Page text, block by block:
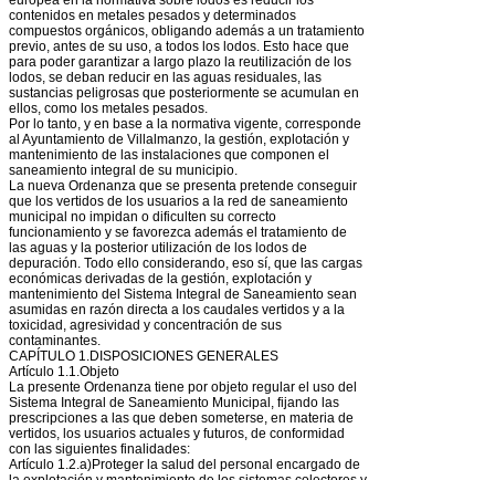
contenidos en metales pesados y determinados
compuestos orgánicos, obligando además a un tratamiento
previo, antes de su uso, a todos los lodos. Esto hace que
para poder garantizar a largo plazo la reutilización de los
lodos, se deban reducir en las aguas residuales, las
sustancias peligrosas que posteriormente se acumulan en
ellos, como los metales pesados.
Por lo tanto, y en base a la normativa vigente, corresponde
al Ayuntamiento de Villalmanzo, la gestión, explotación y
mantenimiento de las instalaciones que componen el
saneamiento integral de su municipio.
La nueva Ordenanza que se presenta pretende conseguir
que los vertidos de los usuarios a la red de saneamiento
municipal no impidan o dificulten su correcto
funcionamiento y se favorezca además el tratamiento de
las aguas y la posterior utilización de los lodos de
depuración. Todo ello considerando, eso sí, que las cargas
económicas derivadas de la gestión, explotación y
mantenimiento del Sistema Integral de Saneamiento sean
asumidas en razón directa a los caudales vertidos y a la
toxicidad, agresividad y concentración de sus
contaminantes.
CAPÍTULO 1.DISPOSICIONES GENERALES
Artículo 1.1.Objeto
La presente Ordenanza tiene por objeto regular el uso del
Sistema Integral de Saneamiento Municipal, fijando las
prescripciones a las que deben someterse, en materia de
vertidos, los usuarios actuales y futuros, de conformidad
con las siguientes finalidades:
Artículo 1.2.a)Proteger la salud del personal encargado de